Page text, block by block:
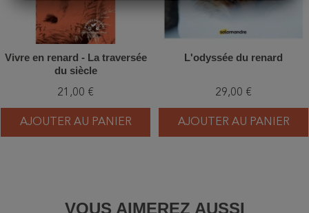
Vivre en renard - La traversée
du siècle
21,00 €
AJOUTER AU PANIER
L'odyssée du renard
29,00 €
AJOUTER AU PANIER
VOUS AIMEREZ AUSSI